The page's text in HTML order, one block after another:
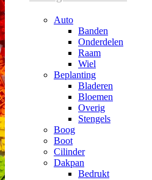
Auto
Banden
Onderdelen
Raam
Wiel
Beplanting
Bladeren
Bloemen
Overig
Stengels
Boog
Boot
Cilinder
Dakpan
Bedrukt